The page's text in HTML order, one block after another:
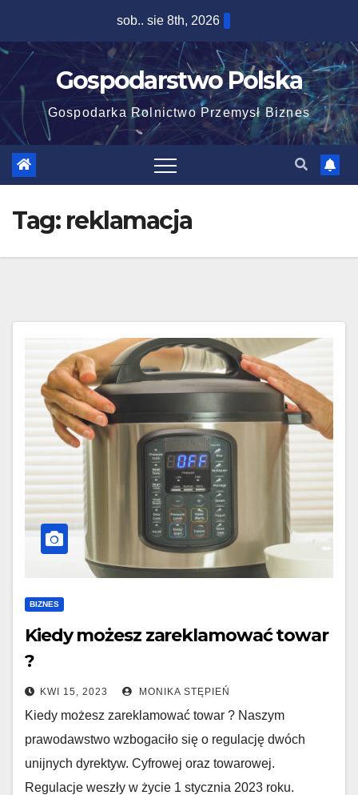
content
sob.. sie 8th, 2026
Gospodarstwo Polska
Gospodarka Rolnictwo Przemysł Biznes
Tag: reklamacja
BIZNES
Kiedy możesz zareklamować towar
?
KWI 15, 2023 MONIKA STĘPIEŃ
Kiedy możesz zareklamować towar ? Naszym
prawodawstwo wzbogaciło się o regulację dwóch
unijnych dyrektyw. Cyfrowej oraz towarowej.
Regulacje weszły w życie 1 stycznia 2023 roku.